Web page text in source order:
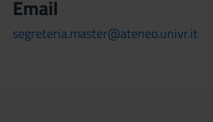
Email
segreteria.master@ateneo.univr.it